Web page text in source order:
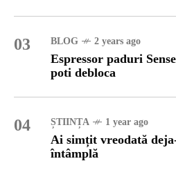
03 BLOG 2 years ago
Espressor paduri
poti debloca
04 ȘTIINȚA 1 year ago
Ai simțit vreodată
întâmplă